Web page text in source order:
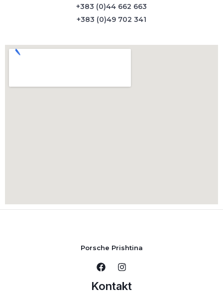
+383 (0)44 662 663
+383 (0)49 702 341
Porsche Prishtina
Kontakt